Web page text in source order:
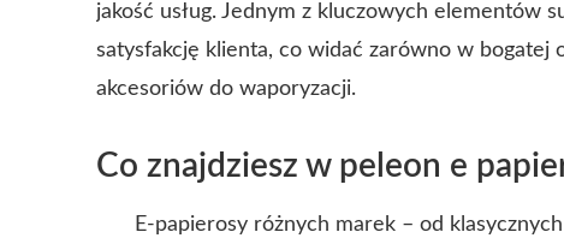
jakość usług. Jednym z kluczowych elementów
satysfakcję klienta, co widać zarówno w
akcesoriów do waporyzacji.
Co znajdziesz w peleon e
E-papierosy różnych marek – od